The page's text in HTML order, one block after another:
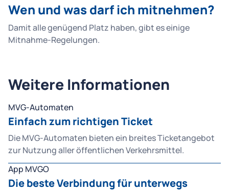
Wen und was darf ich mitnehmen?
Damit alle genügend Platz haben, gibt es einige
Mitnahme-Regelungen.
Weitere Informationen
MVG-Automaten
Einfach zum richtigen Ticket
Die MVG-Automaten bieten ein breites Ticketangebot
zur Nutzung aller öffentlichen Verkehrsmittel.
App MVGO
Die beste Verbindung für unterwegs